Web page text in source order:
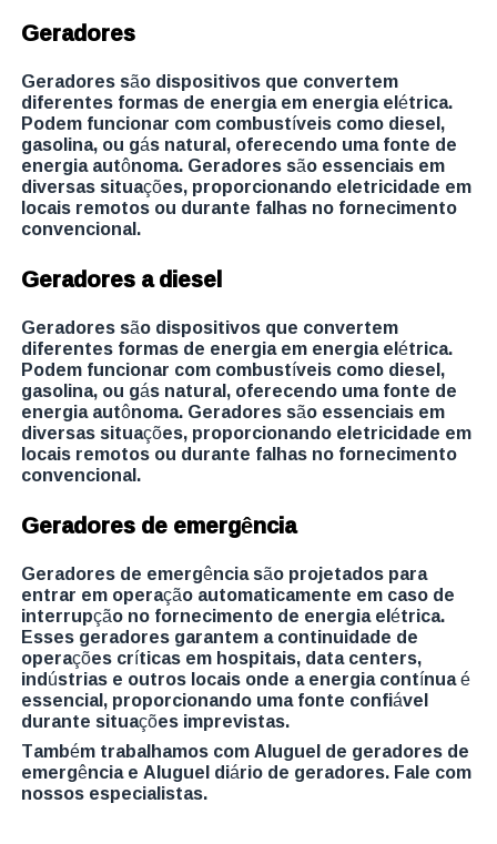
Geradores
Geradores são dispositivos que convertem
diferentes formas de energia em energia elétrica.
Podem funcionar com combustíveis como diesel,
gasolina, ou gás natural, oferecendo uma fonte de
energia autônoma. Geradores são essenciais em
diversas situações, proporcionando eletricidade em
locais remotos ou durante falhas no fornecimento
convencional.
Geradores a diesel
Geradores são dispositivos que convertem
diferentes formas de energia em energia elétrica.
Podem funcionar com combustíveis como diesel,
gasolina, ou gás natural, oferecendo uma fonte de
energia autônoma. Geradores são essenciais em
diversas situações, proporcionando eletricidade em
locais remotos ou durante falhas no fornecimento
convencional.
Geradores de emergência
Geradores de emergência são projetados para
entrar em operação automaticamente em caso de
interrupção no fornecimento de energia elétrica.
Esses geradores garantem a continuidade de
operações críticas em hospitais, data centers,
indústrias e outros locais onde a energia contínua é
essencial, proporcionando uma fonte confiável
durante situações imprevistas.
Também trabalhamos com Aluguel de geradores de
emergência e Aluguel diário de geradores. Fale com
nossos especialistas.